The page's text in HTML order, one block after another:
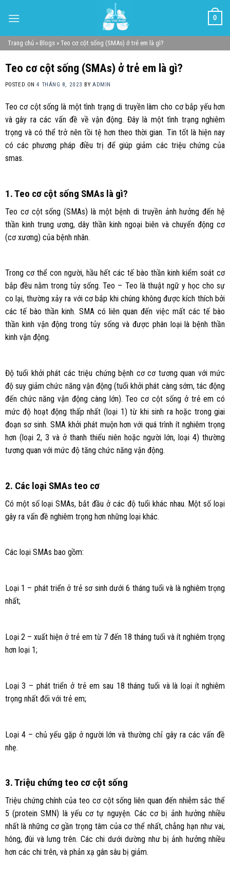
0
Trang chủ » Blogs » Teo cơ cột sống (SMAs) ở trẻ em là gì?
Teo cơ cột sống (SMAs) ở trẻ em là gì?
POSTED ON4 THÁNG 8, 2023 BYADMIN
Teo cơ cột sống là một tình trạng di truyền làm cho cơ bắp yếu hơn
và gây ra các vấn đề về vận động. Đây là một tình trạng nghiêm
trọng và có thể trở nên tồi tệ hơn theo thời gian. Tin tốt là hiện nay
có các phương pháp điều trị để giúp giảm các triệu chứng của
smas.
1. Teo cơ cột sống SMAs là gì?
Teo cơ cột sống (SMAs) là một bệnh di truyền ảnh hưởng đến hệ
thần kinh trung ương, dây thần kinh ngoại biên và chuyển động cơ
(cơ xương) của bệnh nhân.
Trong cơ thể con người, hầu hết các tế bào thần kinh kiểm soát cơ
bắp đều nằm trong tủy sống. Teo – Teo là thuật ngữ y học cho sự
co lại, thường xảy ra với cơ bắp khi chúng không được kích thích bởi
các tế bào thần kinh. SMA có liên quan đến việc mất các tế bào
thần kinh vận động trong tủy sống và được phân loại là bệnh thần
kinh vận động.
Độ tuổi khởi phát các triệu chứng bệnh cơ cơ tương quan với mức
độ suy giảm chức năng vận động (tuổi khởi phát càng sớm, tác động
đến chức năng vận động càng lớn). Teo cơ cột sống ở trẻ em có
mức độ hoạt động thấp nhất (loại 1) từ khi sinh ra hoặc trong giai
đoạn sơ sinh. SMA khởi phát muộn hơn với quá trình ít nghiêm trọng
hơn (loại 2, 3 và ở thanh thiếu niên hoặc người lớn, loại 4) thường
tương quan với mức độ tăng chức năng vận động.
2. Các loại SMAs teo cơ
Có một số loại SMAs, bắt đầu ở các độ tuổi khác nhau. Một số loại
gây ra vấn đề nghiêm trọng hơn những loại khác.
Các loại SMAs bao gồm:
Loại 1 – phát triển ở trẻ sơ sinh dưới 6 tháng tuổi và là nghiêm trọng
nhất;
Loại 2 – xuất hiện ở trẻ em từ 7 đến 18 tháng tuổi và ít nghiêm trọng
hơn loại 1;
Loại 3 – phát triển ở trẻ em sau 18 tháng tuổi và là loại ít nghiêm
trọng nhất đối với trẻ em;
Loại 4 – chủ yếu gặp ở người lớn và thường chỉ gây ra các vấn đề
nhẹ.
3. Triệu chứng teo cơ cột sống
Triệu chứng chính của teo cơ cột sống liên quan đến nhiễm sắc thể
5 (protein SMN) là yếu cơ tự nguyện. Các cơ bị ảnh hưởng nhiều
nhất là những cơ gần trọng tâm của cơ thể nhất, chẳng hạn như vai,
hông, đùi và lưng trên. Các chi dưới dường như bị ảnh hưởng nhiều
hơn các chi trên, và phản xạ gân sâu bị giảm.